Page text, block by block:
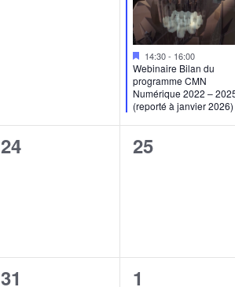
Mis
en
avant
14:30- 16:00
Webinaire Bilan du
programme CMN
Numérique 2022 –
(reporté à janvier 2026)
0
24
0
25
0
31
0
1